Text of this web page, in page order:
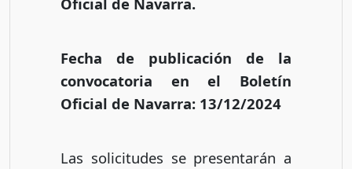
Fecha de publicación de la
convocatoria en el Boletín
Oficial de Navarra: 13/12/2024
Las solicitudes se presentarán a